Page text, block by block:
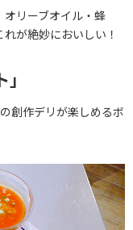
リーブオイル・蜂
が絶妙においしい！
創作デリが楽しめるボ